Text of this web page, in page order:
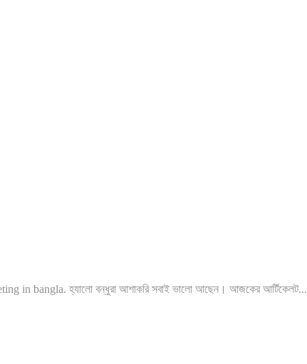
in bangla. হ্যালো বন্ধুরা আশাকরি সবাই ভালো আছেন। আজকের আর্টিকেলট...